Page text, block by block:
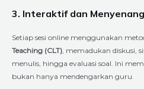
3. Interaktif dan
Setiap sesi online menggunakan
Teaching (CLT) , memadukan diskusi,
menulis, hingga evaluasi soal. Ini
bukan hanya mendengarkan guru.